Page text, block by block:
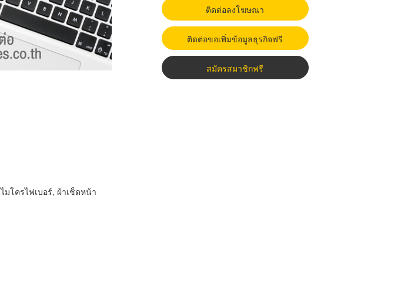
มโครไฟเบอร์, ผ้าเช็ดหน้า
ติดต่อลงโฆษณา
ติดต่อขอเพิ่มข้อมูลธุรกิจฟรี
สมัครสมาชิกฟรี